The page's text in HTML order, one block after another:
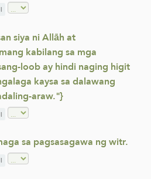
siya ni Allāh at
kabilang sa mga
loob ay hindi naging higit
kaysa sa dalawang
araw."}
sa pagsasagawa ng witr.